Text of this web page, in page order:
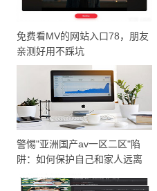
免费看MV的网站入口78，朋友
亲测好用不踩坑
警惕"亚洲国产av一区二区"陷
阱：如何保护自己和家人远离